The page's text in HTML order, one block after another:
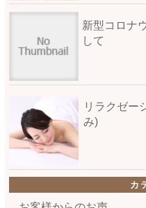
新型コロナ
して
リラクゼー
み)
カ